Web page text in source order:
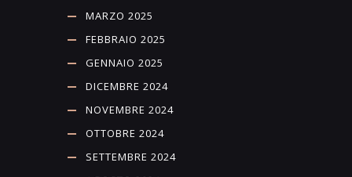
MARZO 2025
FEBBRAIO 2025
GENNAIO 2025
DICEMBRE 2024
NOVEMBRE 2024
OTTOBRE 2024
SETTEMBRE 2024